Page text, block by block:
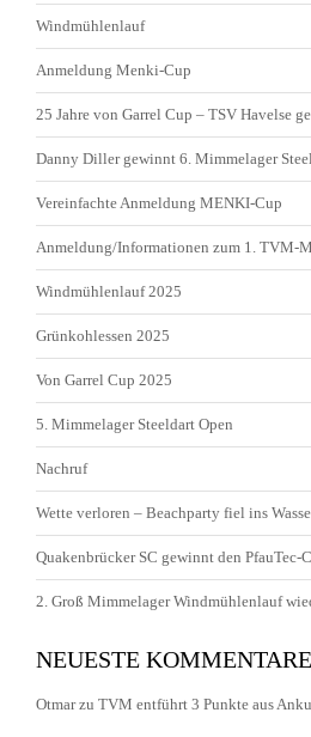
Windmühlenlauf
Anmeldung Menki-Cup
25 Jahre von Garrel Cup – TSV Havelse
Danny Diller gewinnt 6. Mimmelager
Vereinfachte Anmeldung MENKI-Cup
Anmeldung/Informationen zum 1. TVM-
Windmühlenlauf 2025
Grünkohlessen 2025
Von Garrel Cup 2025
5. Mimmelager Steeldart Open
Nachruf
Wette verloren – Beachparty fiel ins
Quakenbrücker SC gewinnt den PfauTec-
2. Groß Mimmelager Windmühlenlauf
NEUESTE KOMMENTARE
Otmarzu TVM entführt 3 Punkte aus